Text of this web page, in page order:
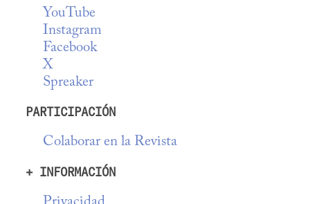
YouTube
Instagram
Facebook
X
Spreaker
PARTICIPACIÓN
Colaborar en la Revista
+ INFORMACIÓN